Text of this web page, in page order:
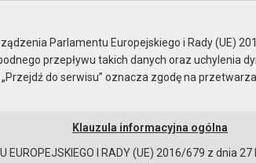
Instrukcja korzystania Dostępność
Parlamentu Europejskiego i Rady (UE)
przepływu takich danych oraz uchylenia
do serwisu” oznacza zgodę na
Klauzula informacyjna ogólna
EUROPEJSKIEGO I RADY (UE) 2016/679 z